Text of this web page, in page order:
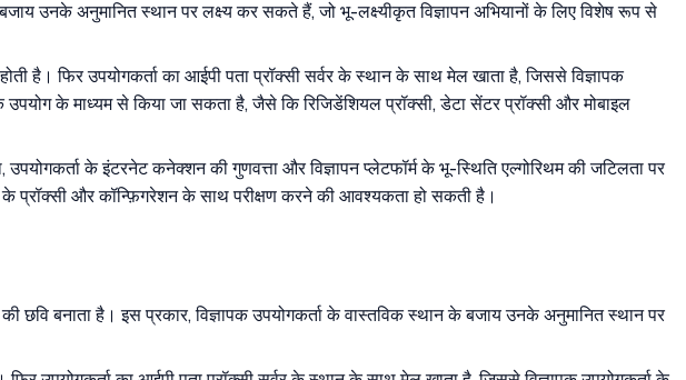
उनके अनुमानित स्थान पर लक्ष्य कर सकते हैं, जो भू-लक्ष्यीकृत विज्ञापन अभियानों के लिए विशेष रूप से
है। फिर उपयोगकर्ता का आईपी पता प्रॉक्सी सर्वर के स्थान के साथ मेल खाता है, जिससे विज्ञापक
के माध्यम से किया जा सकता है, जैसे कि रिजिडेंशियल प्रॉक्सी, डेटा सेंटर प्रॉक्सी और मोबाइल
के इंटरनेट कनेक्शन की गुणवत्ता और विज्ञापन प्लेटफॉर्म के भू-स्थिति एल्गोरिथम की जटिलता पर
के प्रॉक्सी और कॉन्फ़िगरेशन के साथ परीक्षण करने की आवश्यकता हो सकती है।
छवि बनाता है। इस प्रकार, विज्ञापक उपयोगकर्ता के वास्तविक स्थान के बजाय उनके अनुमानित स्थान पर